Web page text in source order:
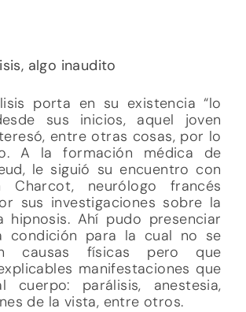
algo inaudito
porta en su existencia “lo
sus inicios, aquel joven
entre otras cosas, por lo
A la formación médica de
le siguió su encuentro con
Charcot, neurólogo francés
sus investigaciones sobre la
hipnosis. Ahí pudo presenciar
condición para la cual no se
causas físicas pero que
manifestaciones que
cuerpo: parálisis, anestesia,
de la vista, entre otros.